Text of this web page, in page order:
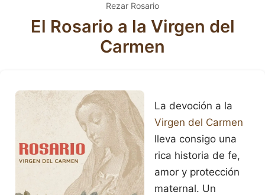
Rezar Rosario
El Rosario a la Virgen del
Carmen
La devoción a la
Virgen del Carmen
lleva consigo una
rica historia de fe,
amor y protección
maternal. Un